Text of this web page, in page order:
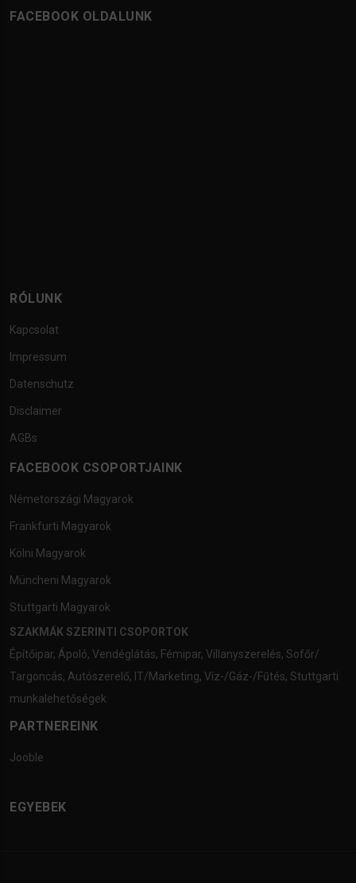
FACEBOOK OLDALUNK
RÓLUNK
Kapcsolat
Impressum
Datenschutz
Disclaimer
AGBs
FACEBOOK CSOPORTJAINK
Németországi Magyarok
Frankfurti Magyarok
Kölni Magyarok
Müncheni Magyarok
Stuttgarti Magyarok
SZAKMÁK SZERINTI CSOPORTOK
Építőipar, Ápoló, Vendéglátás, Fémipar, Villanyszerelés, Sofőr/
Targoncás, Autószerelő, IT/Marketing, Víz-/Gáz-/Fűtés, Stuttgarti
munkalehetőségek
PARTNEREINK
Jooble
EGYEBEK